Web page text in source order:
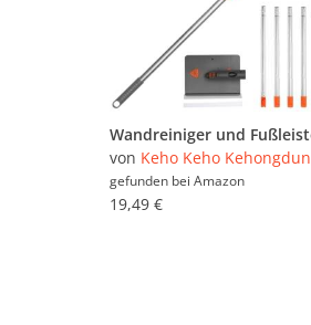
von Keho Keho Kehongdun
gefunden bei Amazon
19,49 €